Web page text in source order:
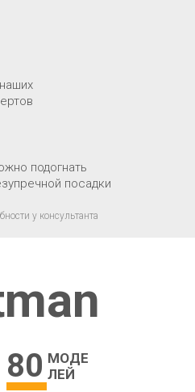
подогнать
посадки
у консультанта
80 МОДЕ
ЛЕЙ